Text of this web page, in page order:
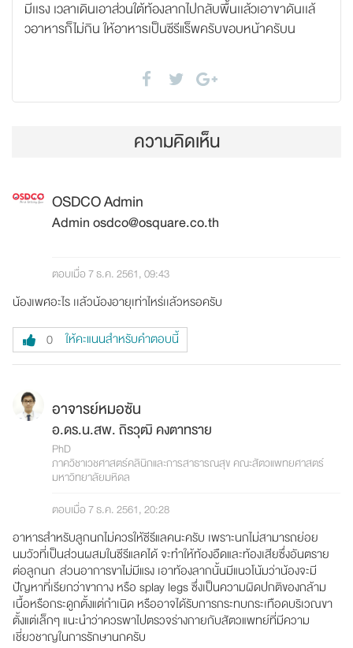
มีเเรง เวลาเดินเอาส่วนใต้ท้องลากไปกลับพื้นเเล้วเอาขาดันเเล้
วอาหารก็ไม่กิน ให้อาหารเป็นซีรีแร็พครับขอบหน้าครับน
ความคิดเห็น
OSDCO Admin
Admin osdco@osquare.co.th
ตอบเมื่อ 7 ธ.ค. 2561, 09:43
น้องเพศอะไร เเล้วน้องอายุเท่าไหร่เเล้วหรอครับ
0 ให้คะแนนสำหรับคำตอบนี้
อาจารย์หมอซัน
อ.ดร.น.สพ. ถิรวุฒิ คงตาทราย
PhD
ภาควิชาเวชศาสตร์คลินิกและการสาธารณสุข คณะสัตวแพทยศาสตร์
มหาวิทยาลัยมหิดล
ตอบเมื่อ 7 ธ.ค. 2561, 20:28
อาหารสำหรับลูกนกไม่ควรให้ซีรีแลคนะครับ เพราะนกไม่สามารถย่อย
นมวัวที่เป็นส่วนผสมในซีรีแลคได้ จะทำให้ท้องอืดและท้องเสียซึ่งอันตราย
ต่อลูกนก ส่วนอาการขาไม่มีแรง เอาท้องลากนั้นมีแนวโน้มว่าน้องจะมี
ปัญหาที่เรียกว่าขากาง หรือ splay legs ซึ่งเป็นความผิดปกติของกล้าม
เนื้อหรือกระดูกตั้งแต่กำเนิด หรืออาจได้รับการกระทบกระเทือดบริเวณขา
ตั้งแต่เล็กๆ แนะนำว่าควรพาไปตรวจร่างกายกับสัตวแพทย์ที่มีความ
เชี่ยวชาญในการรักษานกครับ